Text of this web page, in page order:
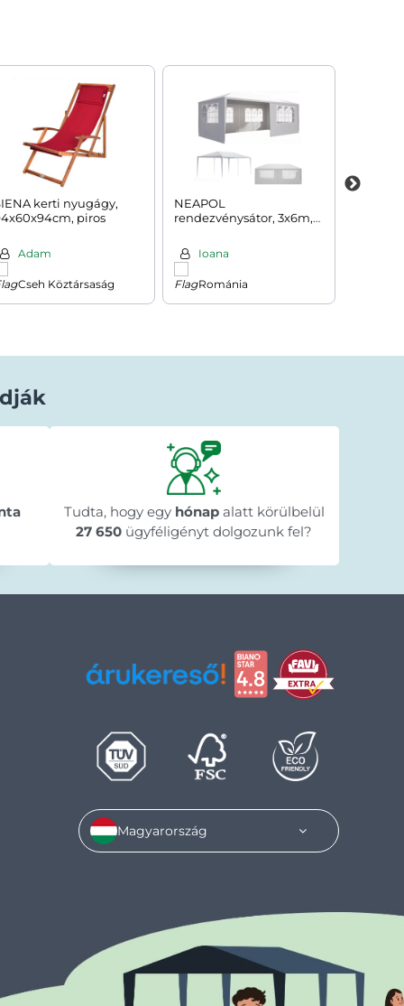
kerti nyugágy,
piros
Adam
Cseh Köztársaság
NEAPOL
rendezvénysátor, 3x6m,
Ioana
Románia
Béla Horváth
1 nappal ezelőtt
★★★★★
★★★★★
★★★★★
"Gyorsan megérkezett a megrendelt
termék."
Tudta, hogy egy hónapalatt körülbelül
27 650 ügyféligényt dolgozunk fel?
Magyarország